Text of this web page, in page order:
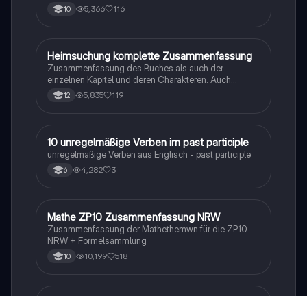
10 5,366 116
Deutsch
Heimsuchung komplette Zusammenfassung
Zusammenfassung des Buches als auch der
einzelnen Kapitel und deren Charakteren. Auch
tabellarisch. Im Unterricht ohne KI erstellt
12 5,835 119
1 Englisch
10 unregelmäßige Verben im past participle
unregelmäßige Verben aus Englisch - past participle
6 4,282 3
Mathe
Mathe ZP10 Zusammenfassung NRW
Zusammenfassung der Mathethemwn für die ZP10
NRW + Formelsammlung
10 10,199 518